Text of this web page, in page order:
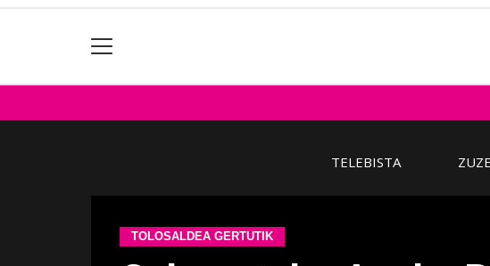
TELEBISTA
TOLOSALDEA GERTUTIK